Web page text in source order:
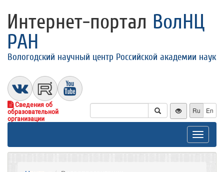
Интернет-портал ВолНЦ
РАН
Вологодский научный центр Российской академии наук
Сведения об
образовательной
организации
Ru En
Toggle